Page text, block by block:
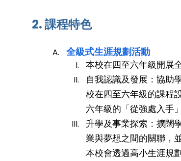
2. 課程特色
全級式生涯規劃活動
本校在四至六年級開展
自我認識及發展：協助
校在四至六年級的課程
六年級的「從強處入手
升學及事業探索：擴闊
業與夢想之間的關聯，
本校會透過高小生涯規